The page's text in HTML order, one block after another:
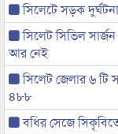
সিলেটে সড়ক
সিলেট সিভিল
আর নেই
সিলেট জেলার ৬ টি
৪৮৮
বধির সেজে